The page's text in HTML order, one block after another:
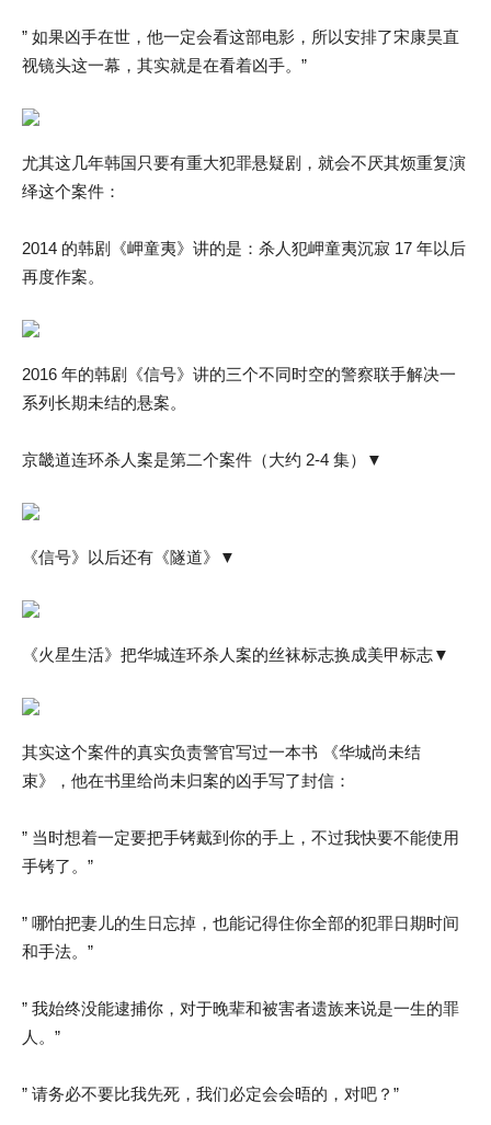
” 如果凶手在世，他一定会看这部电影，所以安排了宋康昊直
视镜头这一幕，其实就是在看着凶手。”
尤其这几年韩国只要有重大犯罪悬疑剧，就会不厌其烦重复演
绎这个案件：
2014 的韩剧《岬童夷》讲的是：杀人犯岬童夷沉寂 17 年以后
再度作案。
2016 年的韩剧《信号》讲的三个不同时空的警察联手解决一
系列长期未结的悬案。
京畿道连环杀人案是第二个案件（大约 2-4 集）▼
《信号》以后还有《隧道》▼
《火星生活》把华城连环杀人案的丝袜标志换成美甲标志▼
其实这个案件的真实负责警官写过一本书 《华城尚未结
束》，他在书里给尚未归案的凶手写了封信：
” 当时想着一定要把手铐戴到你的手上，不过我快要不能使用
手铐了。”
” 哪怕把妻儿的生日忘掉，也能记得住你全部的犯罪日期时间
和手法。”
” 我始终没能逮捕你，对于晚辈和被害者遗族来说是一生的罪
人。”
” 请务必不要比我先死，我们必定会会晤的，对吧？”